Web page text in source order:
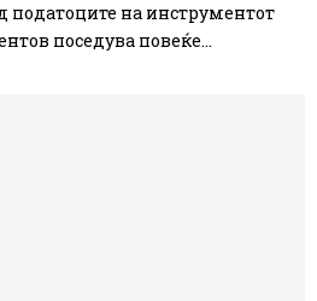
податоците на инструментот
поседува повеќе...